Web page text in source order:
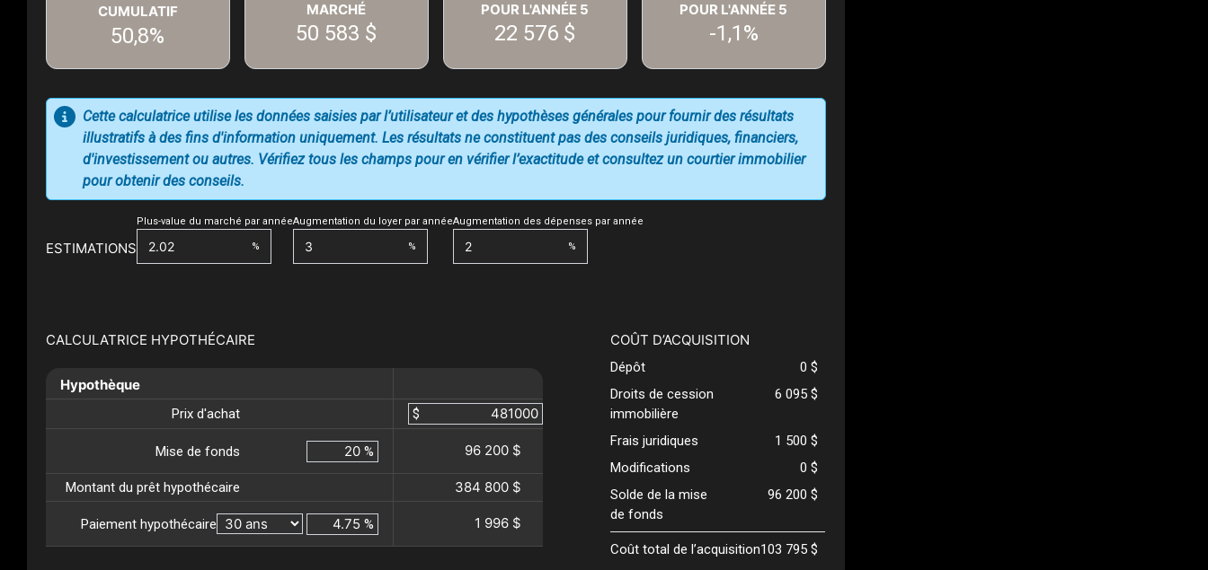
CUMULATIF
50,8%
MARCHÉ
50 583 $
POUR L'ANNÉE 5
22 576 $
POUR L'ANNÉE 5
-1,1%
ESTIMATIONS
Plus-value du marché par année
%
Augmentation du loyer par année
%
Augmentation des dépenses par année
%
Cette calculatrice utilise les données saisies par l’utilisateur et des hypothèses générales pour fournir des résultats
illustratifs à des fins d'information uniquement. Les résultats ne constituent pas des conseils juridiques, financiers,
d'investissement ou autres. Vérifiez tous les champs pour en vérifier l’exactitude et consultez un courtier immobilier
pour obtenir des conseils.
CALCULATRICE HYPOTHÉCAIRE
Hypothèque
Prix d'achat $
Mise de fonds % 96 200 $
Montant du prêt hypothécaire 384 800 $
Paiement hypothécaire % 1 996 $
COÛT D’ACQUISITION
Dépôt
0 $
Droits de cession
immobilière
6 095 $
Frais juridiques
1 500 $
Modifications
0 $
Solde de la mise
de fonds
96 200 $
Coût total de l’acquisition103 795 $